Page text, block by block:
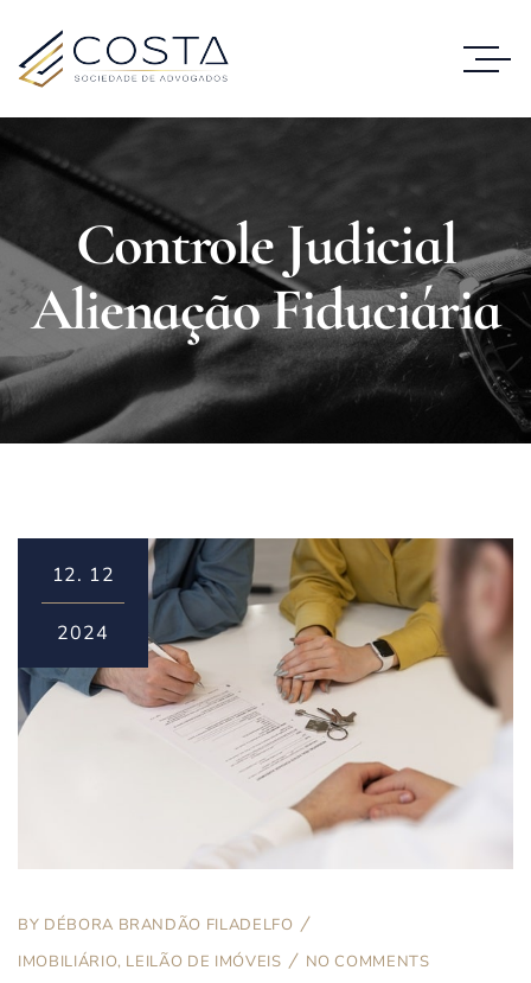
Controle Judicial
Alienação Fiduciária
12. 12
2024
BY DÉBORA BRANDÃO FILADELFO
IMOBILIÁRIO, LEILÃO DE IMÓVEIS NO COMMENTS